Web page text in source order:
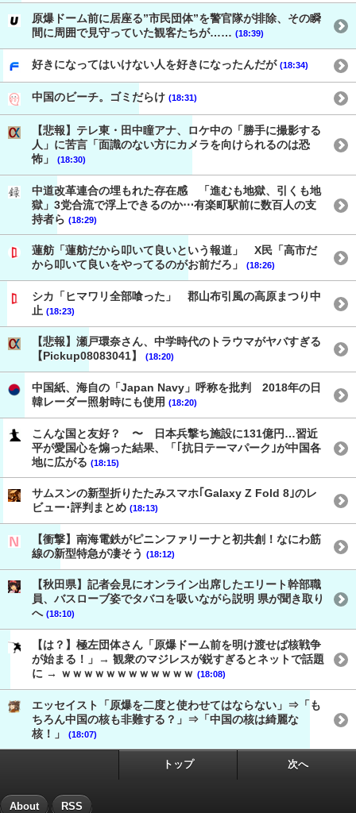
原爆ドーム前に居座る”市民団体”を警官隊が排除、その瞬
間に周囲で見守っていた観客たちが…… (18:39)
好きになってはいけない人を好きになったんだが (18:34)
中国のビーチ。ゴミだらけ (18:31)
【悲報】テレ東・田中瞳アナ、ロケ中の「勝手に撮影する
人」に苦言「面識のない方にカメラを向けられるのは恐
怖」
(18:30)
中道改革連合の埋もれた存在感 「進むも地獄、引くも地
獄」3党合流で浮上できるのか⋯有楽町駅前に数百人の支
持者ら (18:29)
蓮舫「蓮舫だから叩いて良いという報道」 X民「高市だ
から叩いて良いをやってるのがお前だろ」
(18:26)
シカ「ヒマワリ全部喰った」 郡山布引風の高原まつり中
止 (18:23)
【悲報】瀬戸環奈さん、中学時代のトラウマがヤバすぎる
【Pickup08083041】
(18:20)
中国紙、海自の「Japan Navy」呼称を批判 2018年の日
韓レーダー照射時にも使用 (18:20)
こんな国と友好？ 〜 日本兵撃ち施設に131億円…習近
平が愛国心を煽った結果、「｢抗日テーマパーク｣が中国各
地に広がる (18:15)
サムスンの新型折りたたみスマホ｢Galaxy Z Fold 8｣のレ
ビュー･評判まとめ (18:13)
【衝撃】南海電鉄がピニンファリーナと初共創！なにわ筋
線の新型特急が凄そう (18:12)
【秋田県】記者会見にオンライン出席したエリート幹部職
員、バスローブ姿でタバコを吸いながら説明 県が聞き取り
へ (18:10)
【は？】極左団体さん「原爆ドーム前を明け渡せば核戦争
が始まる！」→ 観衆のマジレスが鋭すぎるとネットで話題
に → ｗｗｗｗｗｗｗｗｗｗｗｗ (18:08)
エッセイスト「原爆を二度と使わせてはならない」⇒「も
ちろん中国の核も非難する？」⇒「中国の核は綺麗な
核！」
(18:07)
トップ 次へ
About RSS